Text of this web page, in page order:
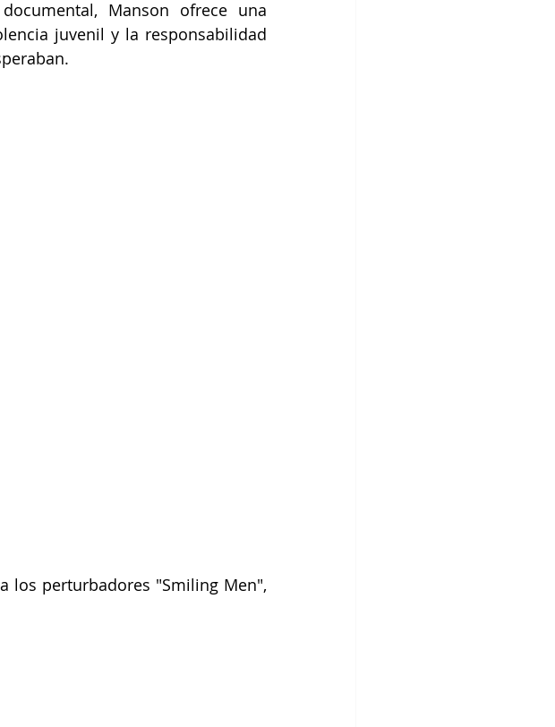
Manson ofrece una
juvenil y la responsabilidad
los perturbadores "Smiling Men",